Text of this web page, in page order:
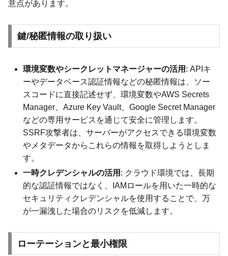
意点があります。
鍵/秘匿情報の取り扱い
環境変数やシークレットマネージャーの活用 : APIキ
ーやデータベース認証情報などの秘匿情報は、ソー
スコードに直接記述せず、環境変数やAWS Secrets
Manager、Azure Key Vault、Google Secret Manager
などの専用サービスを通じて安全に管理します。
SSRF攻撃者は、サーバーがアクセスできる環境変数
やメタデータからこれらの情報を取得しようとしま
す。
一時クレデンシャルの活用 : クラウド環境では、長期
的な認証情報ではなく、IAMロールを用いた一時的な
セキュリティクレデンシャルを使用することで、万
が一漏洩した場合のリスクを低減します。
ローテーションと最小権限